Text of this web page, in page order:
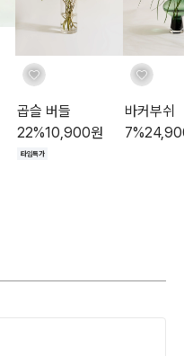
곱슬 버들
22%10,900원
타임특가
바커부쉬
7%